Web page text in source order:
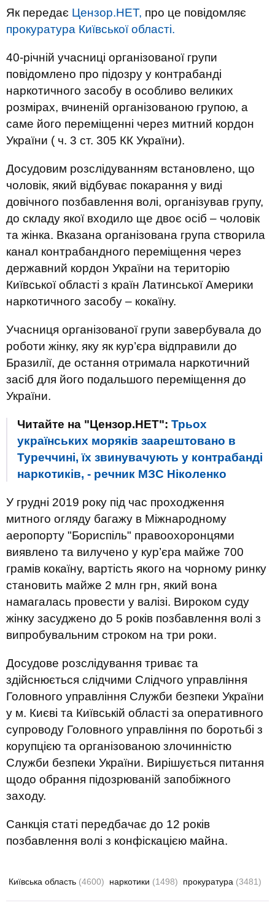
Як передає Цензор.НЕТ, про це повідомляє
прокуратура Київської області.
40-річній учасниці організованої групи
повідомлено про підозру у контрабанді
наркотичного засобу в особливо великих
розмірах, вчиненій організованою групою, а
саме його переміщенні через митний кордон
України ( ч. 3 ст. 305 КК України).
Досудовим розслідуванням встановлено, що
чоловік, який відбуває покарання у виді
довічного позбавлення волі, організував групу,
до складу якої входило ще двоє осіб – чоловік
та жінка. Вказана організована група створила
канал контрабандного переміщення через
державний кордон України на територію
Київської області з країн Латинської Америки
наркотичного засобу – кокаїну.
Учасниця організованої групи завербувала до
роботи жінку, яку як кур’єра відправили до
Бразилії, де остання отримала наркотичний
засіб для його подальшого переміщення до
України.
Читайте на "Цензор.НЕТ": Трьох
українських моряків заарештовано в
Туреччині, їх звинувачують у контрабанді
наркотиків, - речник МЗС Ніколенко
У грудні 2019 року під час проходження
митного огляду багажу в Міжнародному
аеропорту "Бориспіль" правоохоронцями
виявлено та вилучено у кур’єра майже 700
грамів кокаїну, вартість якого на чорному ринку
становить майже 2 млн грн, який вона
намагалась провести у валізі. Вироком суду
жінку засуджено до 5 років позбавлення волі з
випробувальним строком на три роки.
Досудове розслідування триває та
здійснюється слідчими Слідчого управління
Головного управління Служби безпеки України
у м. Києві та Київській області за оперативного
супроводу Головного управління по боротьбі з
корупцією та організованою злочинністю
Служби безпеки України. Вирішується питання
щодо обрання підозрюваній запобіжного
заходу.
Санкція статі передбачає до 12 років
позбавлення волі з конфіскацією майна.
Київська область (4600) наркотики (1498) прокуратура (3481)